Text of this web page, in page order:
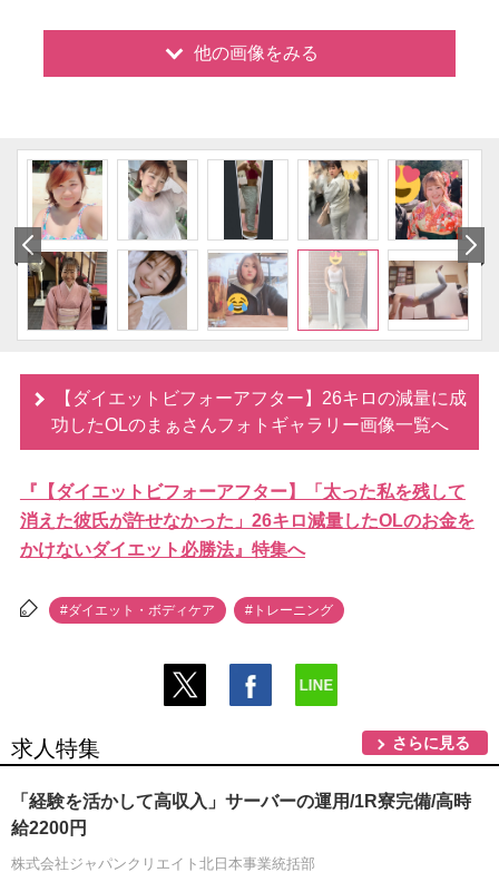
他の画像をみる
【ダイエットビフォーアフター】26キロの減量に成
功したOLのまぁさんフォトギャラリー画像一覧へ
『【ダイエットビフォーアフター】「太った私を残して
消えた彼氏が許せなかった」26キロ減量したOLのお金を
かけないダイエット必勝法』特集へ
#ダイエット・ボディケア #トレーニング
求人特集 さらに見る
「経験を活かして高収入」サーバーの運用/1R寮完備/高時
給2200円
株式会社ジャパンクリエイト北日本事業統括部